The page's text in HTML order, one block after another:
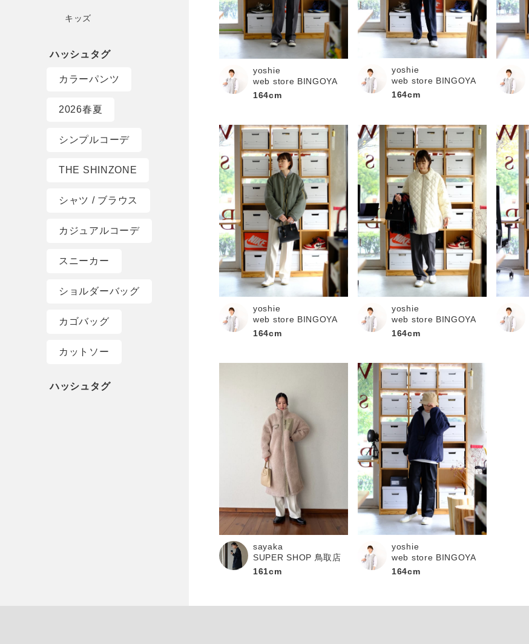
キッズ
カラーパンツ
2026春夏
シンプルコーデ
THE SHINZONE
シャツ / ブラウス
カジュアルコーデ
スニーカー
ショルダーバッグ
カゴバッグ
カットソー
yoshie
web store BINGOYA
164cm
yoshie
web store BINGOYA
164cm
yoshie
web store BINGOYA
164cm
yoshie
web store BINGOYA
164cm
sayaka
SUPER SHOP 鳥取店
161cm
yoshie
web store BINGOYA
164cm